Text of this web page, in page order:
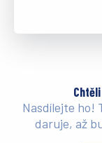
Nasdílejte ho!
daruje, až